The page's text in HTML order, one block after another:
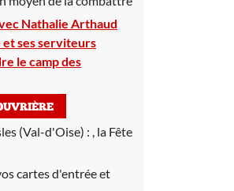
Nathalie Arthaud
et ses serviteurs
le camp des
(Val-d'Oise) : , la Fête
cartes d'entrée et